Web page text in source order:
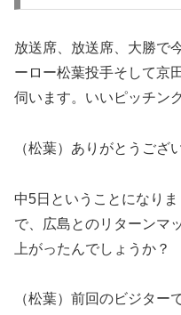
放送席、放送席、大勝で
ーロー松葉投手そして京
伺います。いいピッチン
（松葉）ありがとうござ
中5日ということになり
で、広島とのリターンマ
上がったんでしょうか？
（松葉）前回のビジター